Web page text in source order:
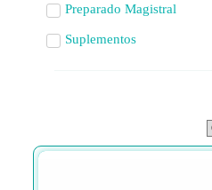
Preparado Magistral
Suplementos